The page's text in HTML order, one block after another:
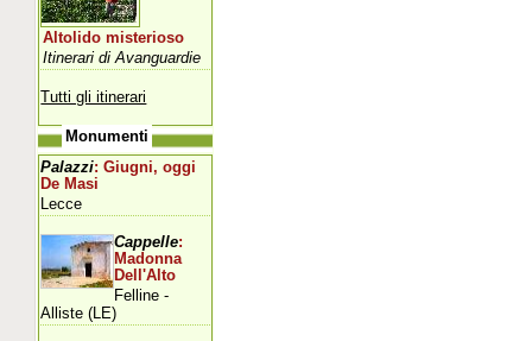
Altolido misterioso
Itinerari di Avanguardie
Tutti gli itinerari
Monumenti
Palazzi: Giugni, oggi
De Masi
Lecce
Cappelle:
Madonna
Dell'Alto
Felline -
Alliste (LE)